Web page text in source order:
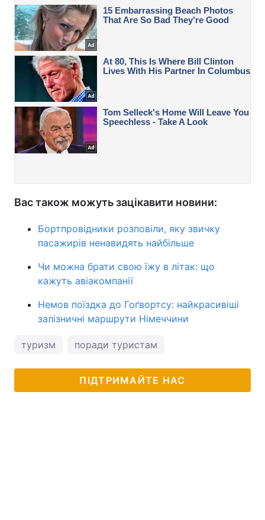
Вас також можуть зацікавити новини:
Бортпровідники розповіли, яку звичку
пасажирів ненавидять найбільше
Чи можна брати свою їжу в літак: що
кажуть авіакомпанії
Немов поїздка до Гоґвортсу: найкрасивіші
залізничні маршрути Німеччини
туризм поради туристам
ПІДТРИМАЙТЕ НАС